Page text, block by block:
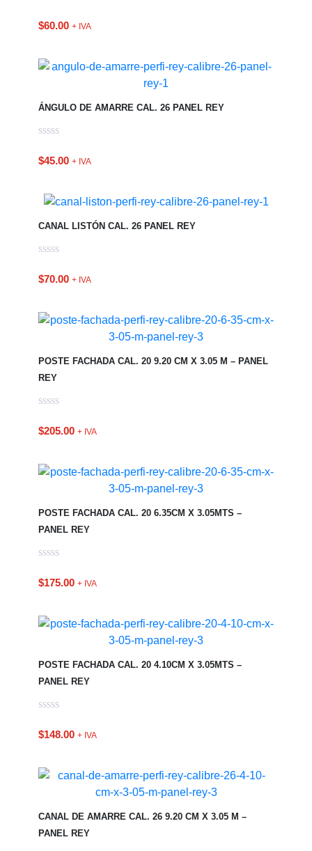
$60.00 + IVA
ÁNGULO DE AMARRE CAL. 26 PANEL REY
$45.00 + IVA
CANAL LISTÓN CAL. 26 PANEL REY
$70.00 + IVA
POSTE FACHADA CAL. 20 9.20 CM X 3.05 M – PANEL
REY
$205.00 + IVA
POSTE FACHADA CAL. 20 6.35CM X 3.05MTS –
PANEL REY
$175.00 + IVA
POSTE FACHADA CAL. 20 4.10CM X 3.05MTS –
PANEL REY
$148.00 + IVA
CANAL DE AMARRE CAL. 26 9.20 CM X 3.05 M –
PANEL REY